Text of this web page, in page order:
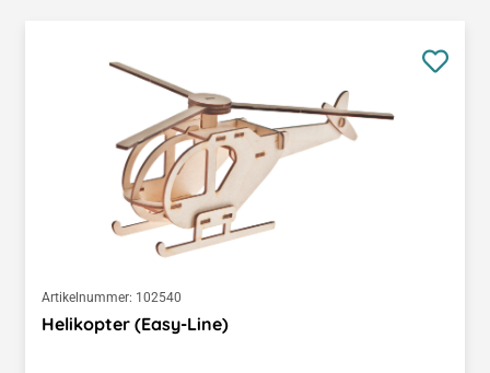
Artikelnummer: 102540
Helikopter (Easy-Line)